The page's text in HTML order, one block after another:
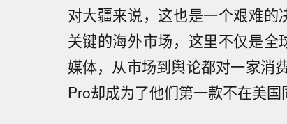
对大疆来说，这也是一个艰难
关键的海外市场，这里不仅是
媒体，从市场到舆论都对一家消
Pro却成为了他们第一款不在美国